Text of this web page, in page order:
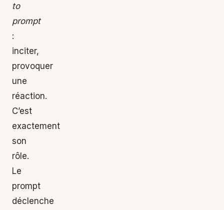
to
prompt
:
inciter,
provoquer
une
réaction.
C’est
exactement
son
rôle.
Le
prompt
déclenche